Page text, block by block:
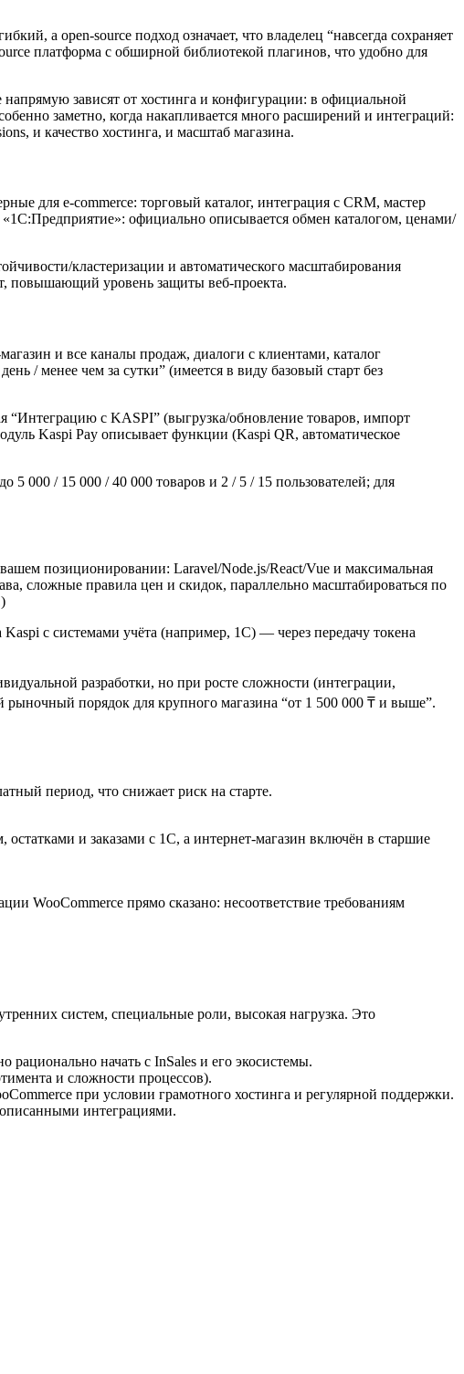
а open‑source подход означает, что владелец “навсегда сохраняет
платформа с обширной библиотекой плагинов, что удобно для
напрямую зависят от хостинга и конфигурации: в официальной
заметно, когда накапливается много расширений и интеграций:
и качество хостинга, и масштаб магазина.
для e‑commerce: торговый каталог, интеграция с CRM, мастер
официально описывается обмен каталогом, ценами/
кластеризации и автоматического масштабирования
повышающий уровень защиты веб‑проекта.
и все каналы продаж, диалоги с клиентами, каталог
/ менее чем за сутки” (имеется в виду базовый старт без
с KASPI” (выгрузка/обновление товаров, импорт
Kaspi Pay описывает функции (Kaspi QR, автоматическое
5 000 / 15 000 / 40 000 товаров и 2 / 5 / 15 пользователей; для
позиционировании: Laravel/Node.js/React/Vue и максимальная
сложные правила цен и скидок, параллельно масштабироваться по
с системами учёта (например, 1С) — через передачу токена
разработки, но при росте сложности (интеграции,
порядок для крупного магазина “от 1 500 000 ₸ и выше”.
период, что снижает риск на старте.
и заказами с 1С, а интернет‑магазин включён в старшие
WooCommerce прямо сказано: несоответствие требованиям
систем, специальные роли, высокая нагрузка. Это
рационально начать с InSales и его экосистемы.
и сложности процессов).
при условии грамотного хостинга и регулярной поддержки.
интеграциями.